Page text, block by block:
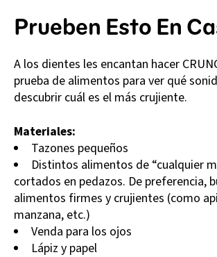
Prueben Esto En
A los dientes les encantan hacer
prueba de alimentos para ver qué
descubrir cuál es el más crujiente.
Materiales:
Tazones pequeños
Distintos alimentos de “cualquier
cortados en pedazos. De preferencia,
alimentos firmes y crujientes (como
manzana, etc.)
Venda para los ojos
Lápiz y papel